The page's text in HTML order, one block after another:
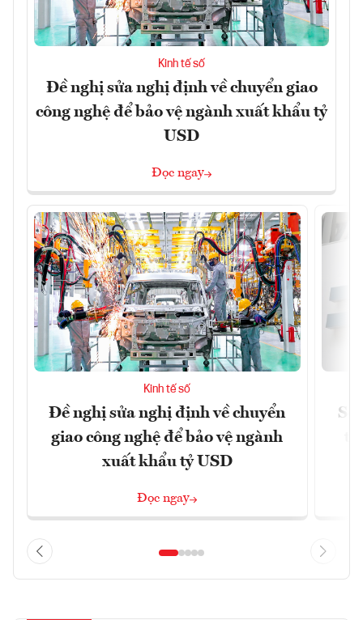
Kinh tế số
Đề nghị sửa nghị định về chuyển giao
công nghệ để bảo vệ ngành xuất khẩu tỷ
USD
Đọc ngay
Kinh tế số
Đề nghị sửa nghị định về chuyển
giao công nghệ để bảo vệ ngành
xuất khẩu tỷ USD
Đọc ngay